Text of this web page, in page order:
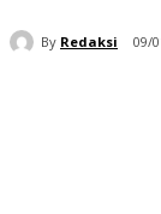
By Redaksi 09/